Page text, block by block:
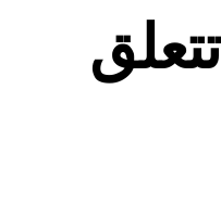
تتعلق